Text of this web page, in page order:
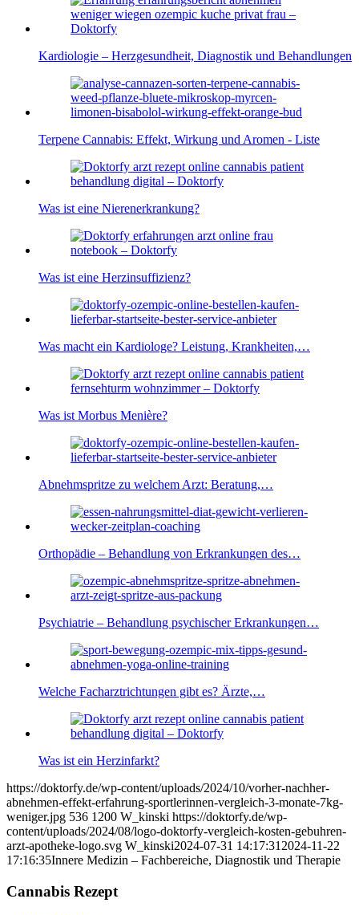
Kardiologie – Herzgesundheit, Diagnostik und Behandlungen
Terpene Cannabis: Effekt, Wirkung und Aromen - Liste
Was ist eine Nierenerkrankung?
Was ist eine Herzinsuffizienz?
Was macht ein Kardiologe? Leistung, Krankheiten,…
Was ist Morbus Menière?
Abnehmspritze zu welchem Arzt: Beratung,…
Orthopädie – Behandlung von Erkrankungen des…
Psychiatrie – Behandlung psychischer Erkrankungen…
Welche Facharztrichtungen gibt es? Ärzte,…
Was ist ein Herzinfarkt?
https://doktorfy.de/wp-content/uploads/2024/10/vorher-nachher-
abnehmen-effekt-erfahrung-sportlerinnen-vergleich-3-monate-7kg-
weniger.jpg 536 1200 W_kinski https://doktorfy.de/wp-
content/uploads/2024/08/logo-doktorfy-vergleich-kosten-gebuhren-
arzt-apotheke-logo.svg W_kinski2024-07-31 14:17:31 2024-11-22
17:16:35Innere Medizin – Fachbereiche, Diagnostik und Therapie
Cannabis Rezept